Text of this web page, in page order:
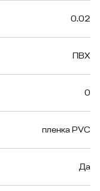
0.02
ПВХ
0
пленка PVC
Да